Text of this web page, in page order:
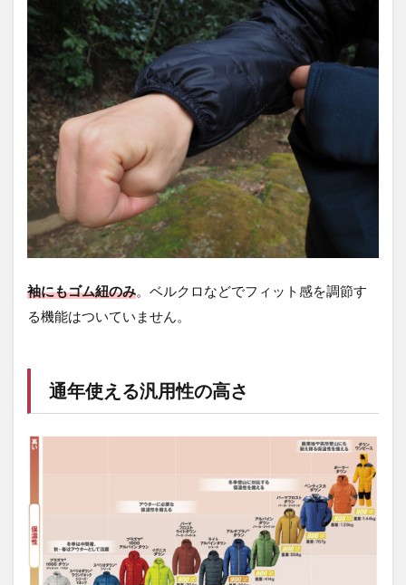
袖にもゴム紐のみ。ベルクロなどでフィット感を調節す
る機能はついていません。
通年使える汎用性の高さ